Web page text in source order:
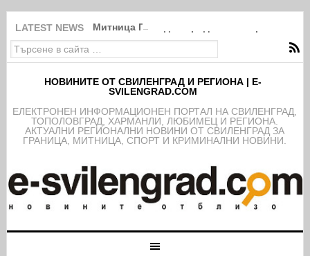
LATEST NEWS Митница Пловдив продава на търг в
НОВИНИТЕ ОТ СВИЛЕНГРАД И РЕГИОНА | E-
SVILENGRAD.COM
EЛЕКТРОНЕН ИНФОРМАЦИОНЕН ПОРТАЛ НА СВИЛЕНГРАД,
ТОПОЛОВГРАД, ХАРМАНЛИ, ЛЮБИМЕЦ И РЕГИОНА.
АКТУАЛНИ РЕГИОНАЛНИ НОВИНИ ОТ СВИЛЕНГРАД ЗА
ГРАНИЦА, МИТНИЦА, СПОРТ И КРИМИНАЛНИ НОВИНИ.